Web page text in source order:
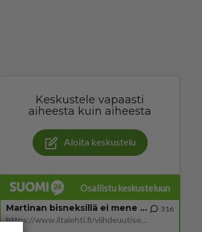
Keskustele vapaasti
aiheesta kuin aiheesta
Aloita keskustelu
Osallistu keskusteluun
Martinan bisneksillä ei mene hyvin
https://www.iltalehti.fi/viihdeuutiset/a/c46da6ab-340f-4790-aaa7-0865eed2336 Yrityksen konkurssihakemus on tullut kärä
316